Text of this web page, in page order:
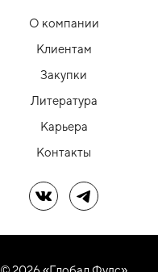
О компании
Клиентам
Закупки
Литература
Карьера
Контакты
Мы в ВКМы в Telegram